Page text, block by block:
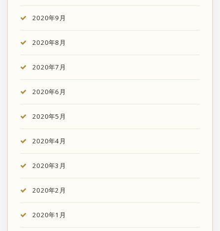
2020年9月
2020年8月
2020年7月
2020年6月
2020年5月
2020年4月
2020年3月
2020年2月
2020年1月